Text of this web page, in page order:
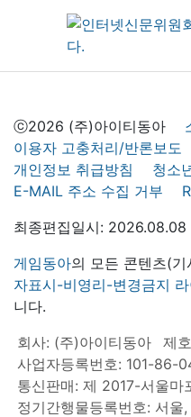
ⓒ2026 (주)아이티동아
이용자 고충처리/반론보도
개인정보 취급방침
청소
E-MAIL 주소 수집 거부
최종편집일시:
게임동아의 모든 콘텐츠(기
자표시-비영리-변경금지
니다.
회사: (주)아이티동아
제
사업자등록번호: 101-86-
통신판매: 제 2017-서울마
정기간행물등록번호: 서울